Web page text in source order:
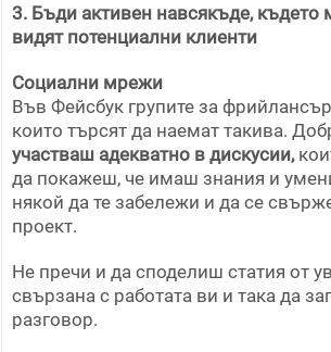
3. Бъди активен навсякъде, където
видят потенциални клиенти
Социални мрежи
Във Фейсбук групите за
които търсят да наемат такива.
участваш адекватно в дискусии,
да покажеш, че имаш знания и
някой да те забележи и да се
проект.
Не пречи и да споделиш статия от
свързана с работата ви и така да
разговор.